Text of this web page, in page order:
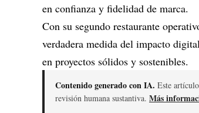
en confianza y fidelidad de marca.
Con su segundo restaurante
verdadera medida del impacto
en proyectos sólidos y sostenibles.
Contenido generado con IA. Este
revisión humana sustantiva. Más